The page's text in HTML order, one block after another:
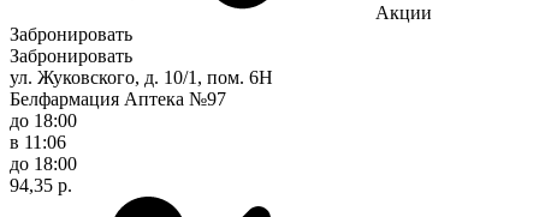
Акции
Забронировать
Забронировать
ул. Жуковского, д. 10/1, пом. 6Н
Белфармация Аптека №97
до 18:00
в 11:06
до 18:00
94,35 р.